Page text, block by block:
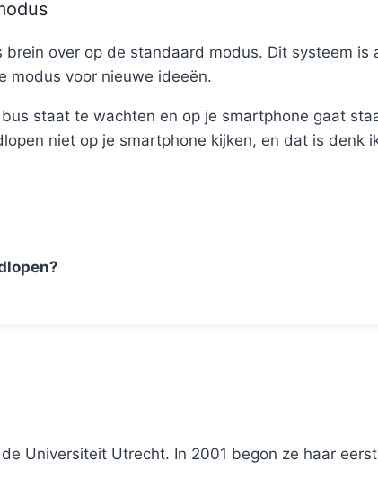
over op de standaard modus. Dit systeem
modus voor nieuwe ideeën.
staat te wachten en op je smartphone gaat
niet op je smartphone kijken, en dat is denk
Universiteit Utrecht. In 2001 begon ze haar